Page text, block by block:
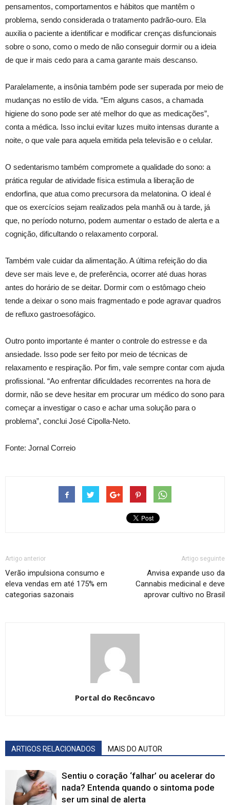
pensamentos, comportamentos e hábitos que mantêm o
problema, sendo considerada o tratamento padrão-ouro. Ela
auxilia o paciente a identificar e modificar crenças disfuncionais
sobre o sono, como o medo de não conseguir dormir ou a ideia
de que ir mais cedo para a cama garante mais descanso.
Paralelamente, a insônia também pode ser superada por meio de
mudanças no estilo de vida. “Em alguns casos, a chamada
higiene do sono pode ser até melhor do que as medicações”,
conta a médica. Isso inclui evitar luzes muito intensas durante a
noite, o que vale para aquela emitida pela televisão e o celular.
O sedentarismo também compromete a qualidade do sono: a
prática regular de atividade física estimula a liberação de
endorfina, que atua como precursora da melatonina. O ideal é
que os exercícios sejam realizados pela manhã ou à tarde, já
que, no período noturno, podem aumentar o estado de alerta e a
cognição, dificultando o relaxamento corporal.
Também vale cuidar da alimentação. A última refeição do dia
deve ser mais leve e, de preferência, ocorrer até duas horas
antes do horário de se deitar. Dormir com o estômago cheio
tende a deixar o sono mais fragmentado e pode agravar quadros
de refluxo gastroesofágico.
Outro ponto importante é manter o controle do estresse e da
ansiedade. Isso pode ser feito por meio de técnicas de
relaxamento e respiração. Por fim, vale sempre contar com ajuda
profissional. “Ao enfrentar dificuldades recorrentes na hora de
dormir, não se deve hesitar em procurar um médico do sono para
começar a investigar o caso e achar uma solução para o
problema”, conclui José Cipolla-Neto.
Fonte: Jornal Correio
Artigo anterior
Verão impulsiona consumo e
eleva vendas em até 175% em
categorias sazonais
Artigo seguinte
Anvisa expande uso da
Cannabis medicinal e deve
aprovar cultivo no Brasil
Portal do Recôncavo
ARTIGOS RELACIONADOS MAIS DO AUTOR
Sentiu o coração ‘falhar’ ou acelerar do
nada? Entenda quando o sintoma pode
ser um sinal de alerta